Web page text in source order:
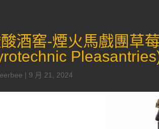
酒窖-煙火馬戲團草
| 9 月 21, 2024